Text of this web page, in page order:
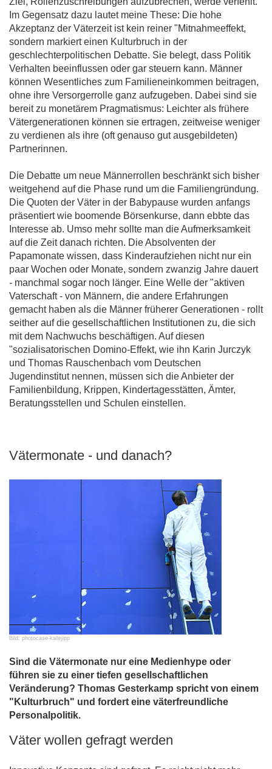
Im Gegensatz dazu lautet meine These: Die hohe
Akzeptanz der Väterzeit ist kein reiner "Mitnahmeeffekt,
sondern markiert einen Kulturbruch in der
geschlechterpolitischen Debatte. Sie belegt, dass Politik
Verhalten beeinflussen oder gar steuern kann. Männer
können Wesentliches zum Familieneinkommen beitragen,
ohne ihre Versorgerrolle ganz aufzugeben. Dabei sind sie
bereit zu monetärem Pragmatismus: Leichter als frühere
Vätergenerationen können sie ertragen, zeitweise weniger
zu verdienen als ihre (oft genauso gut ausgebildeten)
Partnerinnen.
Die Debatte um neue Männerrollen beschränkt sich bisher
weitgehend auf die Phase rund um die Familiengründung.
Die Quoten der Väter in der Babypause wurden anfangs
präsentiert wie boomende Börsenkurse, dann ebbte das
Interesse ab. Umso mehr sollte man die Aufmerksamkeit
auf die Zeit danach richten. Die Absolventen der
Papamonate wissen, dass Kinderaufziehen nicht nur ein
paar Wochen oder Monate, sondern zwanzig Jahre dauert
- manchmal sogar noch länger. Eine Welle der "aktiven
Vaterschaft - von Männern, die andere Erfahrungen
gemacht haben als die Männer früherer Generationen - rollt
seither auf die gesellschaftlichen Institutionen zu, die sich
mit dem Nachwuchs beschäftigen. Auf diesen
"sozialisatorischen Domino-Effekt, wie ihn Karin Jurczyk
und Thomas Rauschenbach vom Deutschen
Jugendinstitut nennen, müssen sich die Anbieter der
Familienbildung, Krippen, Kindertagesstätten, Ämter,
Beratungsstellen und Schulen einstellen.
Vätermonate - und danach?
Bild: photocase-kallejipp
Sind die Vätermonate nur eine Medienhype oder
führen sie zu einer tiefen gesellschaftlichen
Veränderung? Thomas Gesterkamp spricht von einem
"Kulturbruch" und fordert eine väterfreundliche
Personalpolitik.
Väter wollen gefragt werden